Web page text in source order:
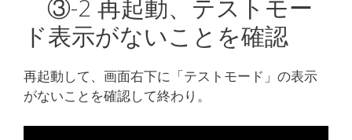
③-2 再起動、テストモー
ド表示がないことを確認
再起動して、画面右下に「テストモード」の表示
がないことを確認して終わり。